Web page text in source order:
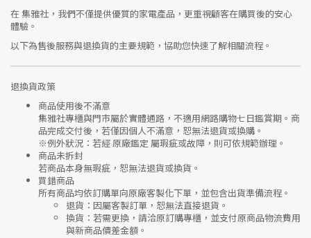
在集雅社 ，我們不僅提供優質的家電產品，更重視顧客在購買後的安心
體驗。
以下為售後服務與退換貨的主要規範，協助您快速了解相關流程。
退換貨政策
商品使用後不滿意
集雅社專櫃與門市屬於實體通路，不適用網路購物七日鑑賞期 。商
品完成交付後，若僅因個人不滿意，恕無法退貨或換購。
※例外狀況：若經 原廠鑑定 屬瑕疵或故障，則可依規範辦理。
商品未拆封
若商品本身無瑕疵，恕無法退貨或換貨。
買錯商品
所有商品均依訂購單向原廠客製化下單 ，並包含出貨準備流程。
退貨 ：因屬客製訂單，恕無法直接退貨。
換貨 ：若需更換，請洽原訂購專櫃，並支付原商品物流費用
與新商品價差金額 。